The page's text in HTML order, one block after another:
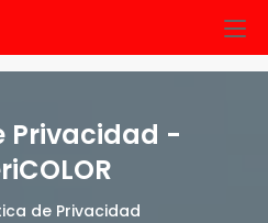
Privacidad -
de Privacidad